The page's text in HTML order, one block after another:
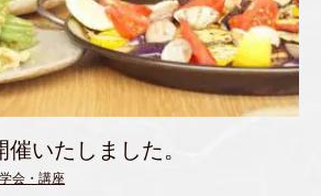
いたしました。
会・講座